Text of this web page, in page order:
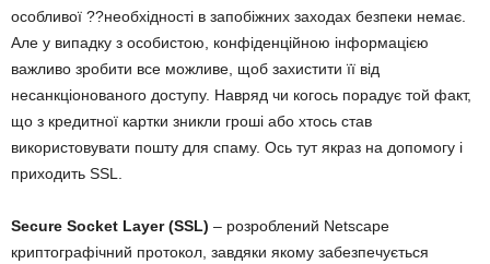
особливої ??необхідності в запобіжних заходах безпеки немає.
Але у випадку з особистою, конфіденційною інформацією
важливо зробити все можливе, щоб захистити її від
несанкціонованого доступу. Навряд чи когось порадує той факт,
що з кредитної картки зникли гроші або хтось став
використовувати пошту для спаму. Ось тут якраз на допомогу і
приходить SSL
Secure Socket Layer (SSL) – розроблений Netscape
криптографічний протокол, завдяки якому забезпечується